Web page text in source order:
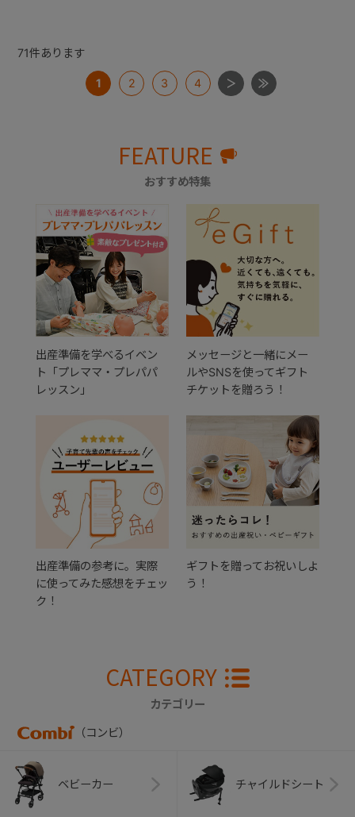
71件あります
1 2 3 4
FEATURE
おすすめ特集
出産準備を学べるイベン
ト「プレママ・プレパパ
レッスン」
メッセージと一緒にメー
ルやSNSを使ってギフト
チケットを贈ろう！
出産準備の参考に。実際
に使ってみた感想をチェッ
ク！
ギフトを贈ってお祝いしよ
う！
CATEGORY
カテゴリー
（コンビ）
ベビーカー チャイルドシート